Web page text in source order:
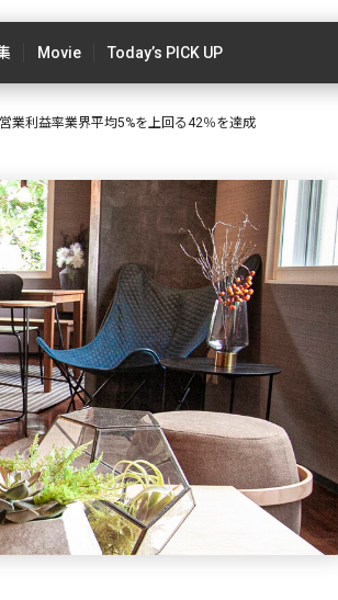
Movie Today’s PICK UP
業利益率業界平均5%を上回る42％を達成